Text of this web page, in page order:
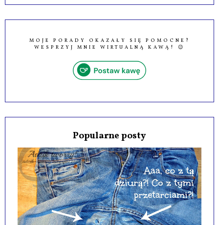
MOJE PORADY OKAZAŁY SIĘ POMOCNE?
WESPRZYJ MNIE WIRTUALNĄ KAWĄ! 😉
Popularne posty